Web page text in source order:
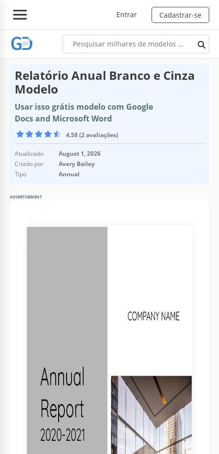
Entrar Cadastrar-se
Relatório Anual Branco e Cinza
Modelo
Usar isso grátis modelo com Google
Docs and Microsoft Word
4.58 (2 avaliações)
Atualizado
August 1, 2026
Criado por
Avery Bailey
Tipo
Annual
ADVERTISEMENT